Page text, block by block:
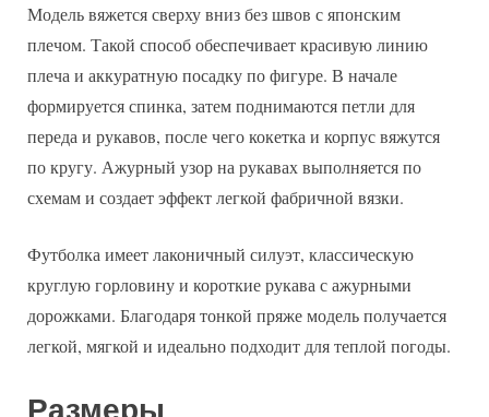
Модель вяжется сверху вниз без швов с японским
плечом. Такой способ обеспечивает красивую линию
плеча и аккуратную посадку по фигуре. В начале
формируется спинка, затем поднимаются петли для
переда и рукавов, после чего кокетка и корпус вяжутся
по кругу. Ажурный узор на рукавах выполняется по
схемам и создает эффект легкой фабричной вязки.
Футболка имеет лаконичный силуэт, классическую
круглую горловину и короткие рукава с ажурными
дорожками. Благодаря тонкой пряже модель получается
легкой, мягкой и идеально подходит для теплой погоды.
Размеры